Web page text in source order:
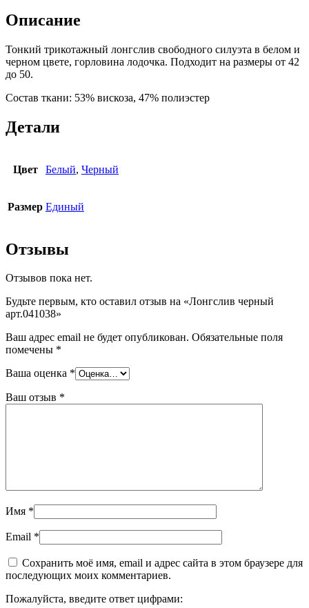
Описание
Тонкий трикотажный лонгслив свободного силуэта в белом и
черном цвете, горловина лодочка. Подходит на размеры от 42
до 50.
Состав ткани: 53% вискоза, 47% полиэстер
Детали
Цвет Белый, Черный
Размер Единый
Отзывы
Отзывов пока нет.
Будьте первым, кто оставил отзыв на «Лонгслив черный
арт.041038»
Ваш адрес email не будет опубликован. Обязательные поля
помечены *
Ваша оценка *
Ваш отзыв *
Имя *
Email *
Сохранить моё имя, email и адрес сайта в этом браузере для
последующих моих комментариев.
Пожалуйста, введите ответ цифрами: